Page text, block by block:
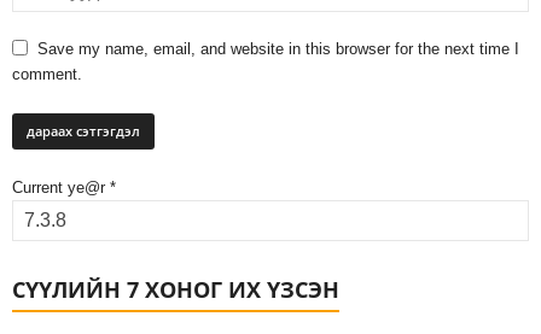
Save my name, email, and website in this browser for the next time I
comment.
Current ye@r *
СҮҮЛИЙН 7 ХОНОГ ИХ ҮЗСЭН